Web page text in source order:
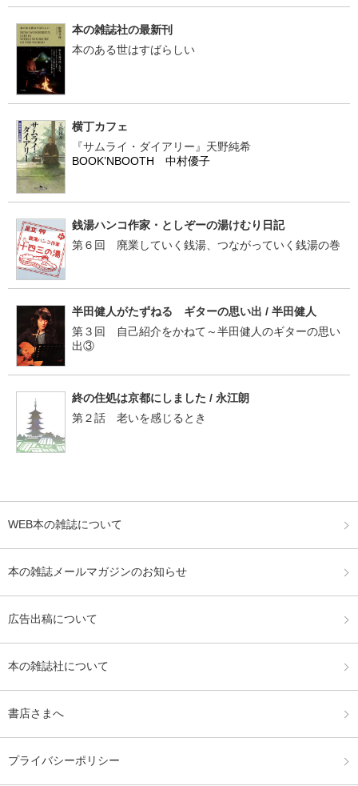
本の雑誌社の最新刊
本のある世はすばらしい
横丁カフェ
『サムライ・ダイアリー』天野純希
BOOK’NBOOTH 中村優子
銭湯ハンコ作家・としぞーの湯けむり日記
第６回 廃業していく銭湯、つながっていく銭湯の巻
半田健人がたずねる ギターの思い出 / 半田健人
第３回 自己紹介をかねて～半田健人のギターの思い
出③
終の住処は京都にしました / 永江朗
第２話 老いを感じるとき
WEB本の雑誌について
本の雑誌メールマガジンのお知らせ
広告出稿について
本の雑誌社について
書店さまへ
プライバシーポリシー